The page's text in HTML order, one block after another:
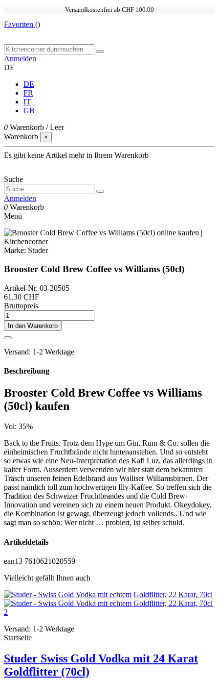
Versandkostenfrei ab CHF 100.00
Favoriten ()
Anmelden
DE
DE
FR
IT
GB
0 Warenkorb /Leer
Warenkorb
×
Es gibt keine Artikel mehr in Ihrem Warenkorb
Suche
Anmelden
0 Warenkorb
Menü
Marke: Studer
Brooster Cold Brew Coffee vs Williams (50cl)
Artikel-Nr. 03-20505
61,30 CHF
Bruttopreis
In den Warenkorb
Versand: 1-2 Werktage
Beschreibung
Brooster Cold Brew Coffee vs Williams
(50cl) kaufen
Vol: 35%
Back to the Fruits. Trotz dem Hype um Gin, Rum & Co. sollen die
einheimischen Fruchtbrände nicht hintenanstehen. Und so entsteht
so etwas wie eine Neu-Interpretation des Kafi Luz, das allerdings in
kalter Form. Ausserdem verwenden wir hier statt dem bekannten
Träsch unseren feinen Edelbrand aus Walliser Williamsbirnen. Der
passt nämlich toll zum hochwertigen Illy-Kaffee. So treffen sich die
Tradition des Schweizer Fruchtbrandes und die Cold Brew-
Innovation und vereinen sich zu einem neuen Produkt. Okeydokey,
die Kombination ist gewagt, überzeugt jedoch vollends.. Und wie
sagt man so schön: Wer nicht … probiert, ist selber schuld.
Artikeldetails
ean13 7610621020559
Vielleicht gefällt Ihnen auch
Versand: 1-2 Werktage
Startseite
Studer Swiss Gold Vodka mit 24 Karat
Goldflitter (70cl)